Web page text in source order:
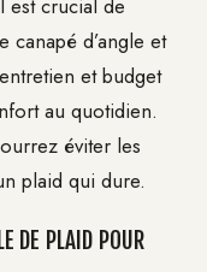
canapé d’angle et
et budget
au quotidien.
éviter les
plaid qui dure.
DE PLAID POUR